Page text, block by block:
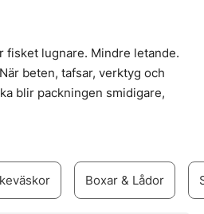
fisket lugnare. Mindre letande.
beten, tafsar, verktyg och
blir packningen smidigare,
— när lådorna väl sitter rätt i
wallets och annan smart
fiske. Större beten som
Boxar & Lådor